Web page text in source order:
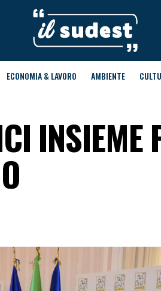
ECONOMIA & LAVORO AMBIENTE
INSIEME